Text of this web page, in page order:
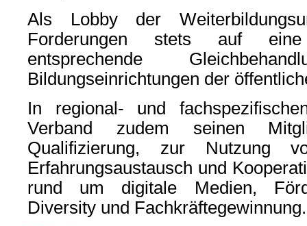
Als Lobby der
Forderungen stets auf eine
entsprechende
Bildungseinrichtungen der
In regional- und
Verband zudem seinen
Qualifizierung, zur Nutzung
Erfahrungsaustausch und
rund um digitale Medien,
Diversity und Fachkräftegewinnung.